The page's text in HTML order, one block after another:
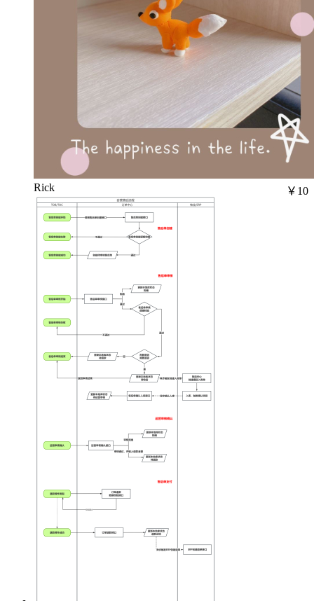
Rick ￥10